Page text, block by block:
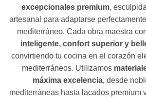
excepcionales premium,
artesanal para adaptarse
mediterráneo. Cada obra maestra
inteligente, confort superior y
convirtiendo tu cocina en el corazón
mediterráneos. Utilizamos
máxima excelencia, desde
mediterráneas hasta lacados premium